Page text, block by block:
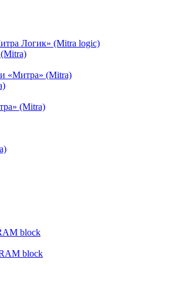
Логик» (Mitra logic)
«Митра» (Mitra)
(Mitra)
block
block